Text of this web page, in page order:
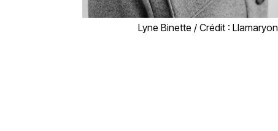
Lyne Binette / Crédit : Llamaryon